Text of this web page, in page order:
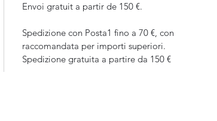
Envoi gratuit a partir de 150 €.
Spedizione con Posta1 fino a 70 €, con
raccomandata per importi superiori.
Spedizione gratuita a partire da 150 €